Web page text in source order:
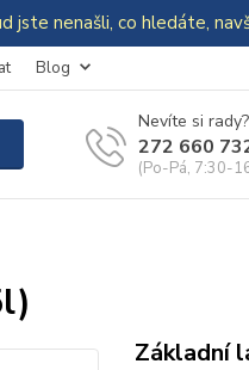
jste nenašli, co hledáte,
Blog
Nevíte si
272 660
(Po-Pá, 7:30-
Základní